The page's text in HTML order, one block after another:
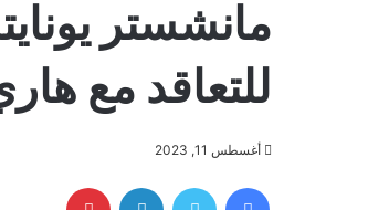
مانشستر
للتعاقد مع
أغسطس 11, 2023
فيسبوك تويتر لينكدإن